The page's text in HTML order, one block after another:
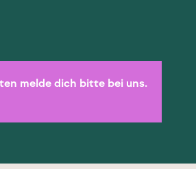
melde dich bitte bei uns.